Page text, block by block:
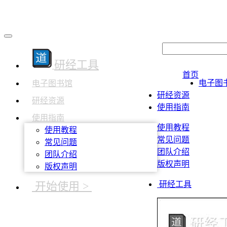
研经工具
电子图书馆
研经资源
使用指南
使用教程
常见问题
团队介绍
版权声明
开始使用 >
首页
电子图
研经资源
使用指南
使用教程
常见问题
团队介绍
版权声明
研经工具